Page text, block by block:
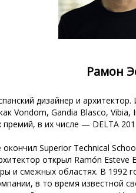
Рамон
дизайнер и
Vondom, Gandia Blasco,
в их числе — DELTA
окончил Superior Technical
открыл Ramón Esteve
и смежных областях. В 1992
в то время известной